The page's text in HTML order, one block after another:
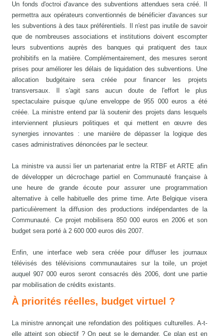
Un fonds d'octroi d'avance des subventions attendues sera créé. Il
permettra aux opérateurs conventionnés de bénéficier d'avances sur
les subventions à des taux préférentiels. Il n'est pas inutile de savoir
que de nombreuses associations et institutions doivent escompter
leurs subventions auprès des banques qui pratiquent des taux
prohibitifs en la matière. Complémentairement, des mesures seront
prises pour améliorer les délais de liquidation des subventions. Une
allocation budgétaire sera créée pour financer les projets
transversaux. Il s'agit sans aucun doute de l'effort le plus
spectaculaire puisque qu'une enveloppe de 955 000 euros a été
créée. La ministre entend par là soutenir des projets dans lesquels
interviennent plusieurs politiques et qui mettent en œuvre des
synergies innovantes : une manière de dépasser la logique des
cases administratives dénoncées par le secteur.
La ministre va aussi lier un partenariat entre la RTBF et ARTE afin
de développer un décrochage partiel en Communauté française à
une heure de grande écoute pour assurer une programmation
alternative à celle habituelle des prime time. Arte Belgique visera
particulièrement la diffusion des productions indépendantes de la
Communauté. Ce projet mobilisera 850 000 euros en 2006 et son
budget sera porté à 2 600 000 euros dès 2007.
Enfin, une interface web sera créée pour diffuser les journaux
télévisés des télévisions communautaires sur la toile, un projet
auquel 907 000 euros seront consacrés dès 2006, dont une partie
par mobilisation de crédits existants.
À priorités réelles, budget virtuel ?
La ministre annonçait une refondation des politiques culturelles. A-t-
elle atteint son objectif ? On peut se le demander. Ce plan est en